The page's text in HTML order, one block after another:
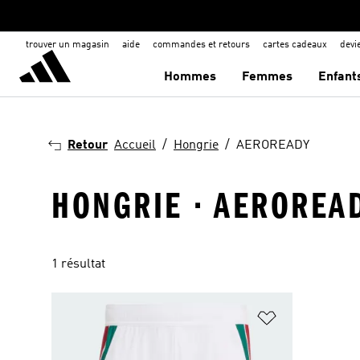
trouver un magasin aide commandes et retours cartes cadeaux
Hommes Femmes
Retour Accueil Hongrie AEROREADY
HONGRIE ·
1 résultat